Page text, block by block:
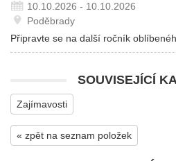
10.10.2026 - 10.10.2026
Poděbrady
Připravte se na další ročník
SOUVISEJÍCÍ
Zajímavosti
« zpět na seznam položek